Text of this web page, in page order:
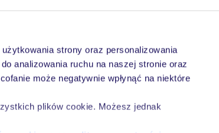
strony oraz personalizowania
analizowania ruchu na naszej stronie oraz
może negatywnie wpłynąć na niektóre
plików cookie. Możesz jednak
w cenie
animacje dla dzieci: 4-
dla dzieci/niemowląt:
Zobacz